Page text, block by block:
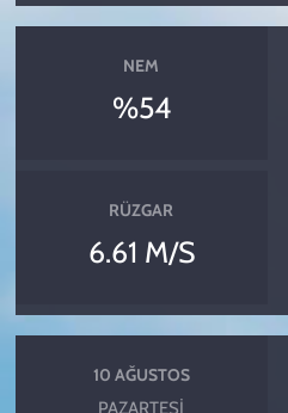
NEM
%54
RÜZGAR
6.61 M/S
10 AĞUSTOS
PAZARTESI